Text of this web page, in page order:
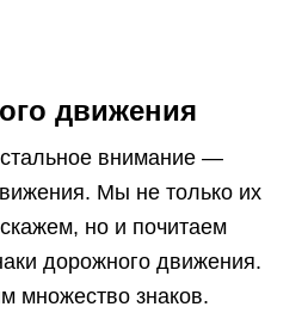
движения
внимание —
Мы не только их
но и почитаем
дорожного движения.
множество знаков.